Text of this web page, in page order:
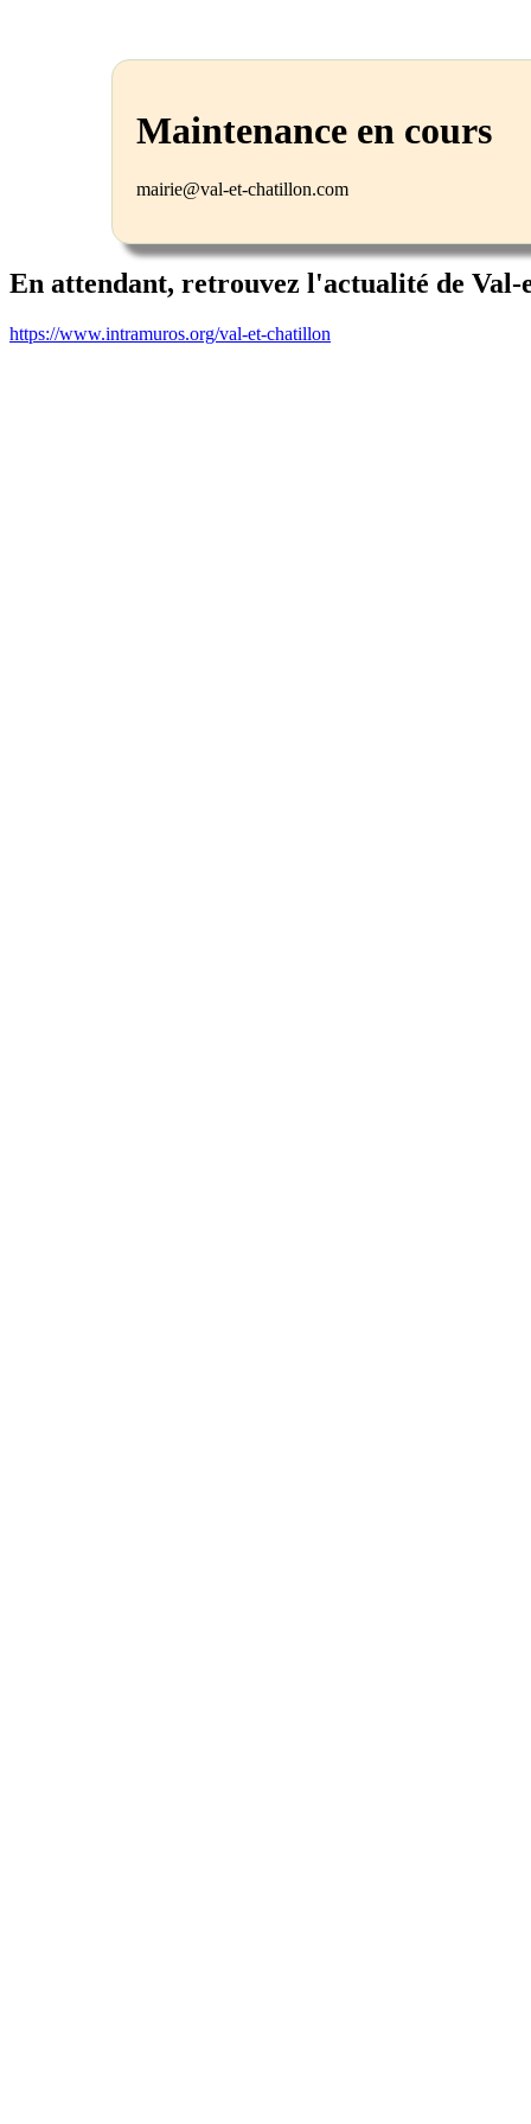
Maintenance en cours
mairie@val-et-chatillon.com
En attendant, retrouvez l'actualité de
https://www.intramuros.org/val-et-chatillon